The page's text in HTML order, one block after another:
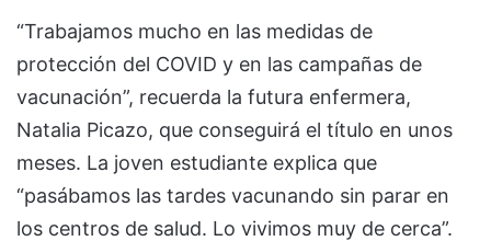
“Trabajamos mucho en las medidas de
protección del COVID y en las campañas de
vacunación”, recuerda la futura enfermera,
Natalia Picazo, que conseguirá el título en unos
meses. La joven estudiante explica que
“pasábamos las tardes vacunando sin parar en
los centros de salud. Lo vivimos muy de cerca”.